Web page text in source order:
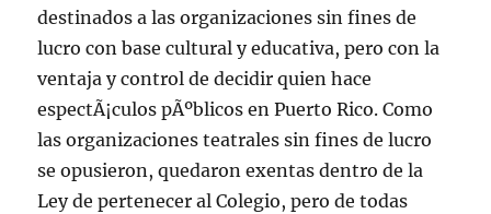
destinados a las organizaciones sin fines de
lucro con base cultural y educativa, pero con la
ventaja y control de decidir quien hace
espectÃ¡culos pÃºblicos en Puerto Rico. Como
las organizaciones teatrales sin fines de lucro
se opusieron, quedaron exentas dentro de la
Ley de pertenecer al Colegio, pero de todas